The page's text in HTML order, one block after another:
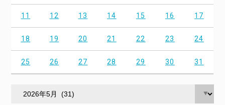
11 12 13 14 15 16 17
18 19 20 21 22 23 24
25 26 27 28 29 30 31